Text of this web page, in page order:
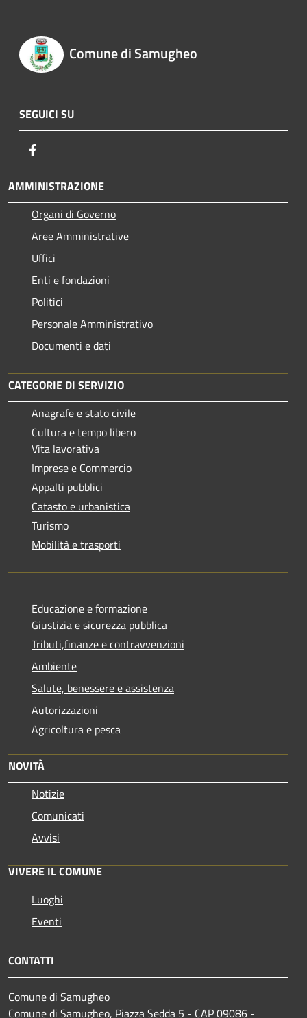
Comune di Samugheo
SEGUICI SU
AMMINISTRAZIONE
Organi di Governo
Aree Amministrative
Uffici
Enti e fondazioni
Politici
Personale Amministrativo
Documenti e dati
CATEGORIE DI SERVIZIO
Anagrafe e stato civile
Cultura e tempo libero
Vita lavorativa
Imprese e Commercio
Appalti pubblici
Catasto e urbanistica
Turismo
Mobilità e trasporti
Educazione e formazione
Giustizia e sicurezza pubblica
Tributi,finanze e contravvenzioni
Ambiente
Salute, benessere e assistenza
Autorizzazioni
Agricoltura e pesca
NOVITÀ
Notizie
Comunicati
Avvisi
VIVERE IL COMUNE
Luoghi
Eventi
CONTATTI
Comune di Samugheo
Comune di Samugheo, Piazza Sedda 5 - CAP 09086 -